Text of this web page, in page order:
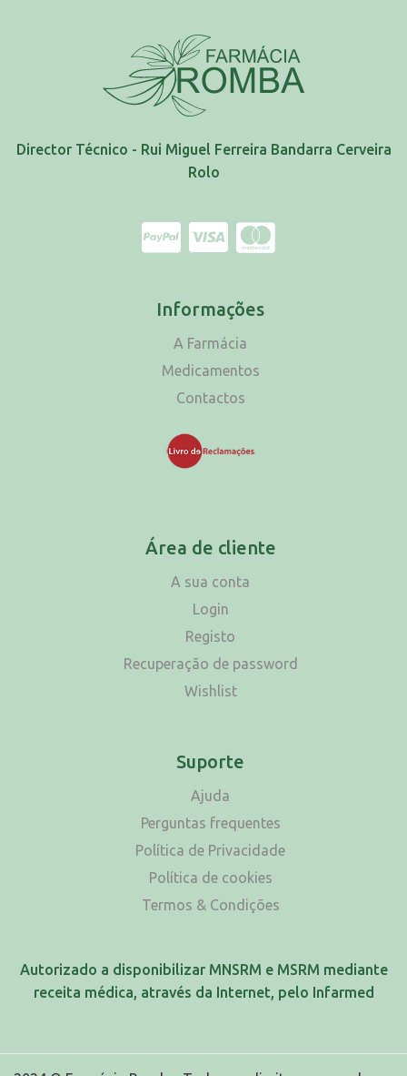
Director Técnico - Rui Miguel Ferreira Bandarra Cerveira
Rolo
Informações
A Farmácia
Medicamentos
Contactos
Área de cliente
A sua conta
Login
Registo
Recuperação de password
Wishlist
Suporte
Ajuda
Perguntas frequentes
Política de Privacidade
Política de cookies
Termos & Condições
Autorizado a disponibilizar MNSRM e MSRM mediante
receita médica, através da Internet, pelo Infarmed